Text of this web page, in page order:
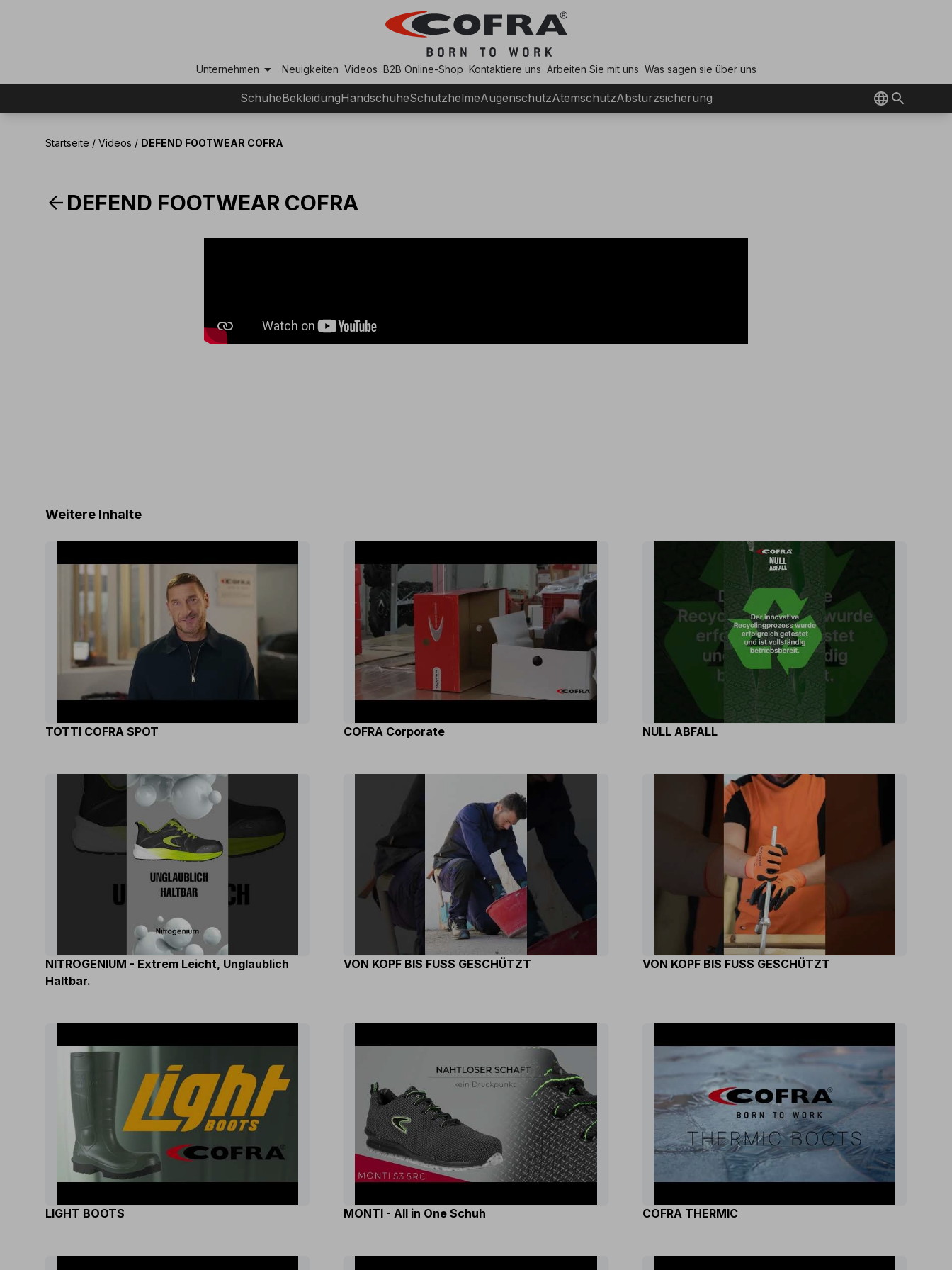
Unternehmen arrow_drop_down Neuigkeiten Videos B2B Online-Shop Kontaktiere uns Arbeiten Sie mit uns Was sagen sie über uns
SchuheBekleidungHandschuheSchutzhelmeAugenschutzAtemschutzAbsturzsicherung
Startseite / Videos / DEFEND FOOTWEAR COFRA
arrow_backDEFEND FOOTWEAR COFRA
Weitere Inhalte
TOTTI COFRA SPOT COFRA Corporate NULL ABFALL
NITROGENIUM - Extrem Leicht, Unglaublich
Haltbar.
VON KOPF BIS FUSS GESCHÜTZT VON KOPF BIS FUSS GESCHÜTZT
LIGHT BOOTS MONTI - All in One Schuh COFRA THERMIC